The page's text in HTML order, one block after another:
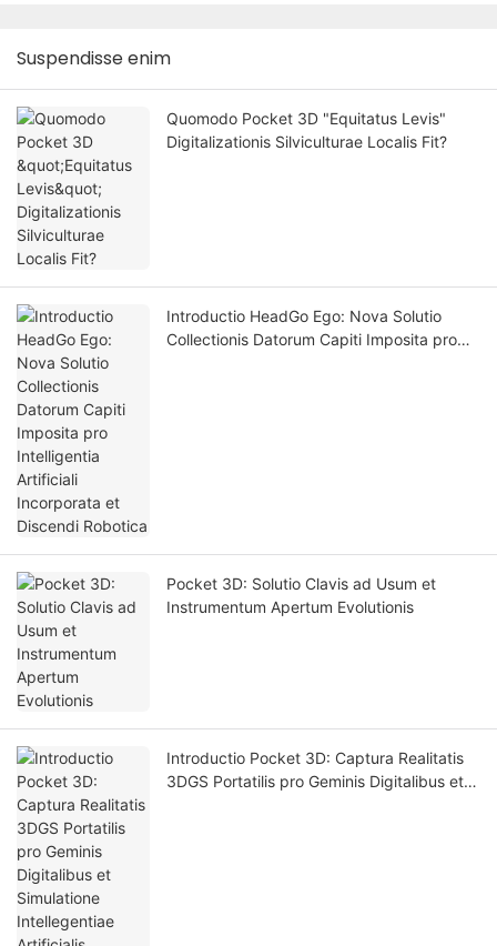
Suspendisse enim
Quomodo Pocket 3D "Equitatus Levis"
Digitalizationis Silviculturae Localis Fit?
Introductio HeadGo Ego: Nova Solutio
Collectionis Datorum Capiti Imposita pro
Pocket 3D: Solutio Clavis ad Usum et
Instrumentum Apertum Evolutionis
Introductio Pocket 3D: Captura Realitatis
3DGS Portatilis pro Geminis Digitalibus et